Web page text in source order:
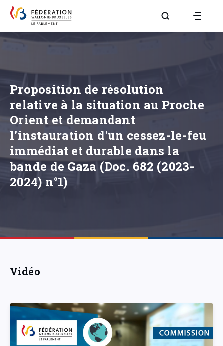
Aller à la page
Proposition de résolution
relative à la situation au Proche
Orient et demandant
l'instauration d'un cessez-le-feu
immédiat et durable dans la
bande de Gaza (Doc. 682 (2023-
2024) n°1)
Vidéo